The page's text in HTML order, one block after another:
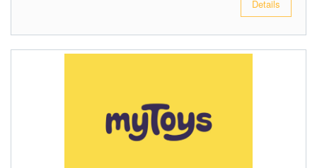
Details